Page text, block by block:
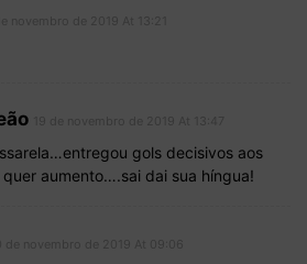
gols decisivos aos
aumento….sai dai sua híngua!